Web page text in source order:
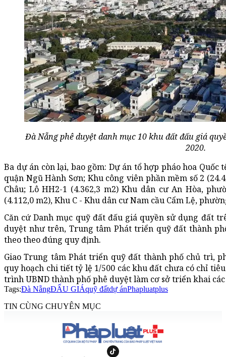
Đà Nẵng phê duyệt danh mục 10 khu đất đấu giá
2020.
Ba dự án còn lại, bao gồm: Dự án tổ hợp pháo hoa Quốc
quận Ngũ Hành Sơn; Khu công viên phần mềm số 2
Châu; Lô HH2-1 (4.362,3 m2) Khu dân cư An Hòa,
(4.112,0 m2), Khu C - Khu dân cư Nam cầu Cẩm Lệ,
Căn cứ Danh mục quỹ đất đấu giá quyền sử dụng đất
duyệt như trên, Trung tâm Phát triển quỹ đất thành
theo theo đúng quy định.
Giao Trung tâm Phát triển quỹ đất thành phố chủ trì,
quy hoạch chi tiết tỷ lệ 1/500 các khu đất chưa có chỉ
trình UBND thành phố phê duyệt làm cơ sở triển khai
Tags:Đà NẵngĐẤU GIÁquỹ đấtdự ánPhapluatplus
TIN CÙNG CHUYÊN MỤC